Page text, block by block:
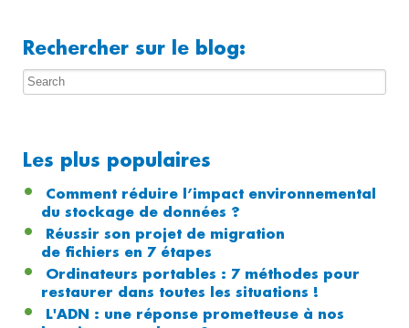
Rechercher sur le blog:
Les plus populaires
Comment réduire l’impact environnemental
du stockage de données ?
Réussir son projet de migration
de fichiers en 7 étapes
Ordinateurs portables : 7 méthodes pour
restaurer dans toutes les situations !
L'ADN : une réponse prometteuse à nos